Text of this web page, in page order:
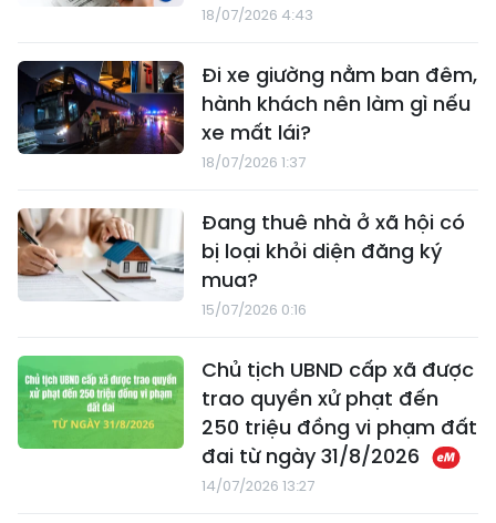
18/07/2026 4:43
Đi xe giường nằm ban đêm,
hành khách nên làm gì nếu
xe mất lái?
18/07/2026 1:37
Đang thuê nhà ở xã hội có
bị loại khỏi diện đăng ký
mua?
15/07/2026 0:16
Chủ tịch UBND cấp xã được
trao quyền xử phạt đến
250 triệu đồng vi phạm đất
đai từ ngày 31/8/2026
14/07/2026 13:27